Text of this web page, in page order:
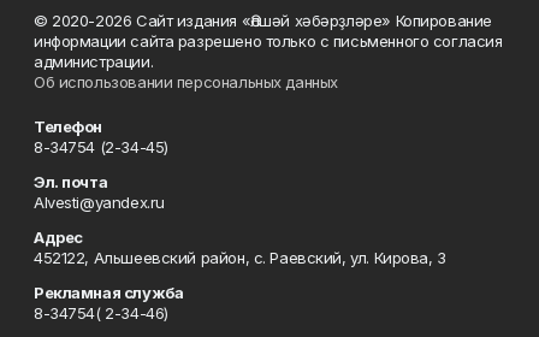
© 2020-2026 Сайт издания «Әлшәй хәбәрҙләре» Копирование
информации сайта разрешено только с письменного согласия
администрации.
Об использовании персональных данных
Телефон
8-34754 (2-34-45)
Эл. почта
Alvesti@yandex.ru
Адрес
452122, Альшеевский район, с. Раевский, ул. Кирова, 3
Рекламная служба
8-34754( 2-34-46)